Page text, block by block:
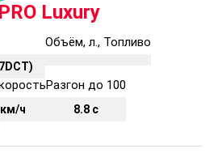
Luxury
Объём, л., Топливо
ч
Разгон до 100
8.8 с